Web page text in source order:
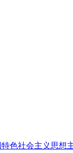
色社会主义思想